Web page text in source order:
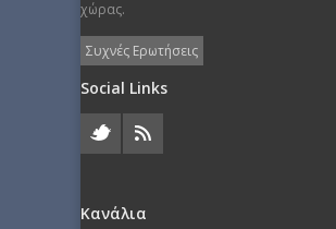
χώρας.
Συχνές Ερωτήσεις
Social Links
Κανάλια